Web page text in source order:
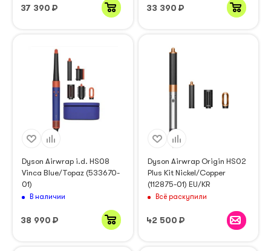
37 390 ₽ 33 390 ₽
Dyson Airwrap i.d. HS08
Vinca Blue/Topaz (533670-
01)
В наличии
38 990 ₽
Dyson Airwrap Origin HS02
Plus Kit Nickel/Copper
(112875-01) EU/KR
Всё раскупили
42 500 ₽